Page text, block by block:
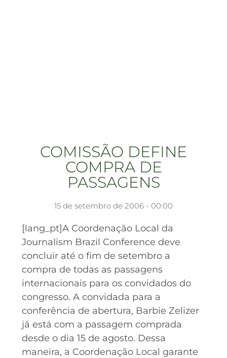
COMISSÃO DEFINE
COMPRA DE
PASSAGENS
15 de setembro de 2006 - 00:00
[lang_pt]A Coordenação Local da
Journalism Brazil Conference deve
concluir até o fim de setembro a
compra de todas as passagens
internacionais para os convidados do
congresso. A convidada para a
conferência de abertura, Barbie Zelizer
já está com a passagem comprada
desde o dia 15 de agosto. Dessa
maneira, a Coordenação Local garante